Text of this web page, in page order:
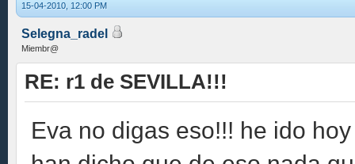
15-04-2010, 12:00 PM
Selegna_radel
Miembr@
RE: r1 de SEVILLA!!!
Eva no digas eso!!! he ido